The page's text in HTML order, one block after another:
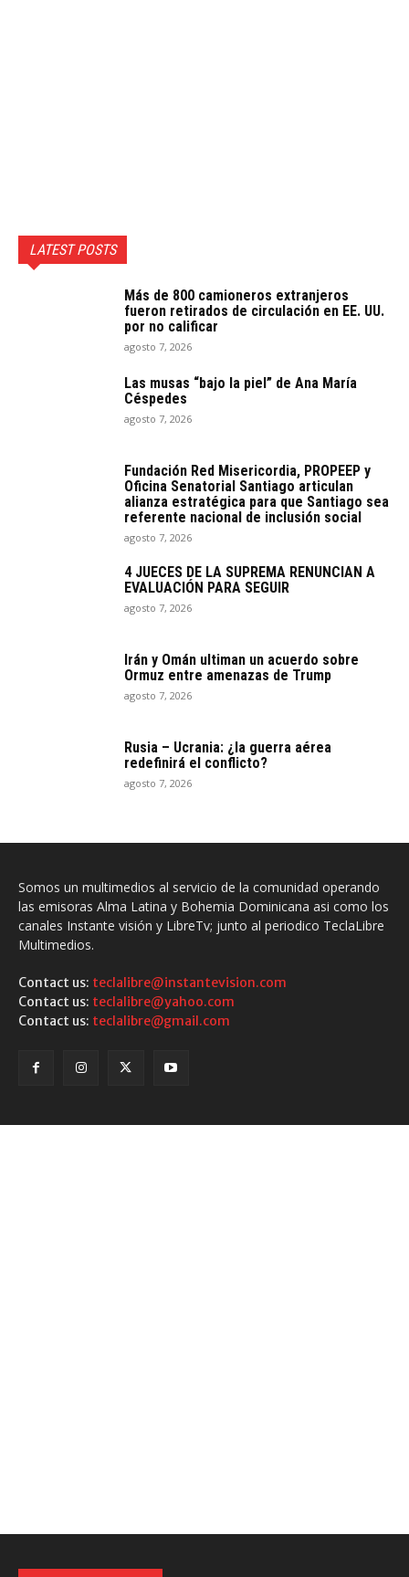
LATEST POSTS
Más de 800 camioneros extranjeros
fueron retirados de circulación en EE. UU.
por no calificar
agosto 7, 2026
Las musas “bajo la piel” de Ana María
Céspedes
agosto 7, 2026
Fundación Red Misericordia, PROPEEP y
Oficina Senatorial Santiago articulan
alianza estratégica para que Santiago sea
referente nacional de inclusión social
agosto 7, 2026
4 JUECES DE LA SUPREMA RENUNCIAN A
EVALUACIÓN PARA SEGUIR
agosto 7, 2026
Irán y Omán ultiman un acuerdo sobre
Ormuz entre amenazas de Trump
agosto 7, 2026
Rusia – Ucrania: ¿la guerra aérea
redefinirá el conflicto?
agosto 7, 2026
Somos un multimedios al servicio de la comunidad operando
las emisoras Alma Latina y Bohemia Dominicana asi como los
canales Instante visión y LibreTv; junto al periodico TeclaLibre
Multimedios.
Contact us: teclalibre@instantevision.com
Contact us: teclalibre@yahoo.com
Contact us: teclalibre@gmail.com